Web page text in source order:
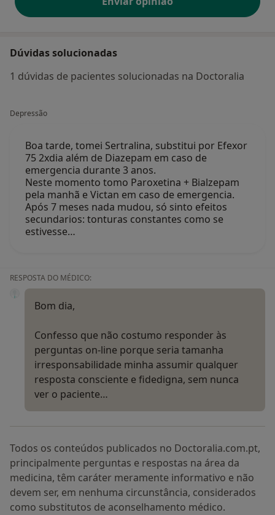
Dúvidas solucionadas
1 dúvidas de pacientes solucionadas na Doctoralia
Depressão
Boa tarde, tomei Sertralina, substitui por Efexor
75 2xdia além de Diazepam em caso de
emergencia durante 3 anos.
Neste momento tomo Paroxetina + Bialzepam
pela manhã e Victan em caso de emergencia.
Após 7 meses nada mudou, só sinto efeitos
secundarios: tonturas constantes como se
estivesse…
RESPOSTA DO MÉDICO:
Bom dia,
Confesso que não costumo responder às
perguntas on-line porque seria tamanha
irresponsabilidade minha assumir qualquer
resposta consciente e fidedigna, sem nunca
ver o paciente…
Todos os conteúdos publicados no Doctoralia.com.pt,
principalmente perguntas e respostas na área da
medicina, têm caráter meramente informativo e não
devem ser, em nenhuma circunstância, considerados
como substitutos de aconselhamento médico.